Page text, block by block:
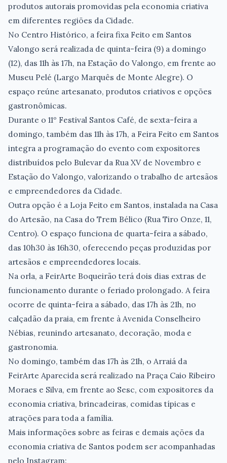
produtos autorais promovidas pela economia criativa
em diferentes regiões da Cidade.
No Centro Histórico, a feira fixa Feito em Santos
Valongo será realizada de quinta-feira (9) a domingo
(12), das 11h às 17h, na Estação do Valongo, em frente ao
Museu Pelé (Largo Marquês de Monte Alegre). O
espaço reúne artesanato, produtos criativos e opções
gastronômicas.
Durante o 11º Festival Santos Café, de sexta-feira a
domingo, também das 11h às 17h, a Feira Feito em Santos
integra a programação do evento com expositores
distribuídos pelo Bulevar da Rua XV de Novembro e
Estação do Valongo, valorizando o trabalho de artesãos
e empreendedores da Cidade.
Outra opção é a Loja Feito em Santos, instalada na Casa
do Artesão, na Casa do Trem Bélico (Rua Tiro Onze, 11,
Centro). O espaço funciona de quarta-feira a sábado,
das 10h30 às 16h30, oferecendo peças produzidas por
artesãos e empreendedores locais.
Na orla, a FeirArte Boqueirão terá dois dias extras de
funcionamento durante o feriado prolongado. A feira
ocorre de quinta-feira a sábado, das 17h às 21h, no
calçadão da praia, em frente à Avenida Conselheiro
Nébias, reunindo artesanato, decoração, moda e
gastronomia.
No domingo, também das 17h às 21h, o Arraiá da
FeirArte Aparecida será realizado na Praça Caio Ribeiro
Moraes e Silva, em frente ao Sesc, com expositores da
economia criativa, brincadeiras, comidas típicas e
atrações para toda a família.
Mais informações sobre as feiras e demais ações da
economia criativa de Santos podem ser acompanhadas
pelo Instagram: